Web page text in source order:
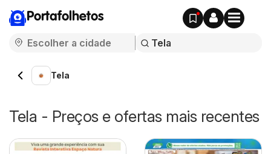
Portafolhetos
Tela
Tela - Preços e ofertas mais recentes